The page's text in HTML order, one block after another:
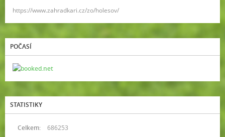
https://www.zahradkari.cz/zo/holesov/
POČASÍ
STATISTIKY
Celkem:
686253